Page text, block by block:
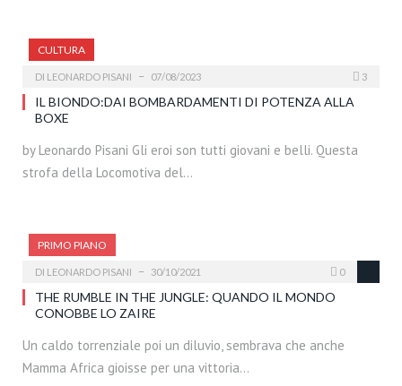
CULTURA
DI LEONARDO PISANI 07/08/2023 3
IL BIONDO:DAI BOMBARDAMENTI DI POTENZA ALLA
BOXE
by Leonardo Pisani Gli eroi son tutti giovani e belli. Questa
strofa della Locomotiva del…
PRIMO PIANO
DI LEONARDO PISANI 30/10/2021 0
THE RUMBLE IN THE JUNGLE: QUANDO IL MONDO
CONOBBE LO ZAIRE
Un caldo torrenziale poi un diluvio, sembrava che anche
Mamma Africa gioisse per una vittoria…